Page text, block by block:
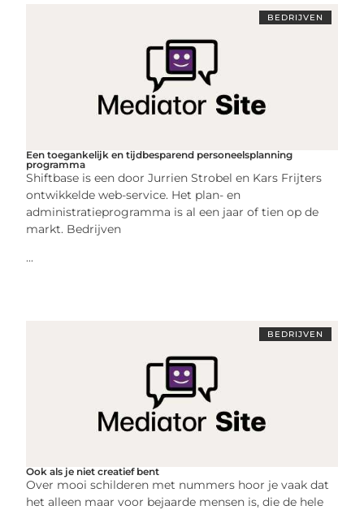
BEDRIJVEN
Een toegankelijk en tijdbesparend personeelsplanning
programma
Shiftbase is een door Jurrien Strobel en Kars Frijters
ontwikkelde web-service. Het plan- en
administratieprogramma is al een jaar of tien op de
markt. Bedrijven
...
BEDRIJVEN
Ook als je niet creatief bent
Over mooi schilderen met nummers hoor je vaak dat
het alleen maar voor bejaarde mensen is, die de hele